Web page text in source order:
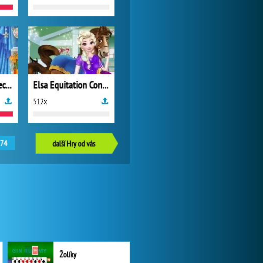
Jack And Elsa Perfect Wedding Pose Elsa Equitation Contest
512x
74 další Hry od vás
Žolíky